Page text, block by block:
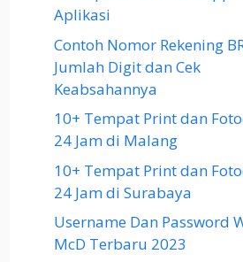
Aplikasi
Contoh Nomor Rekening
Jumlah Digit dan Cek
Keabsahannya
10+ Tempat Print dan
24 Jam di Malang
10+ Tempat Print dan
24 Jam di Surabaya
Username Dan Password
McD Terbaru 2023